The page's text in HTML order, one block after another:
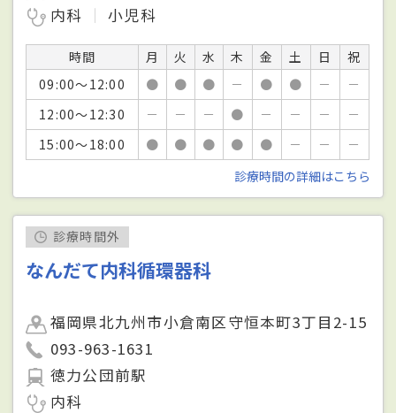
内科
小児科
時間 月 火 水 木 金 土 日
祝
09:00～12:00
● ● ● － ● ● －
－
12:00～12:30
－ － － ● － － －
－
15:00～18:00
● ● ● ● ● － －
－
診療時間の詳細はこちら
診療時間外
なんだて内科循環器科
福岡県北九州市小倉南区守恒本町3丁目2-15
093-963-1631
徳力公団前駅
内科